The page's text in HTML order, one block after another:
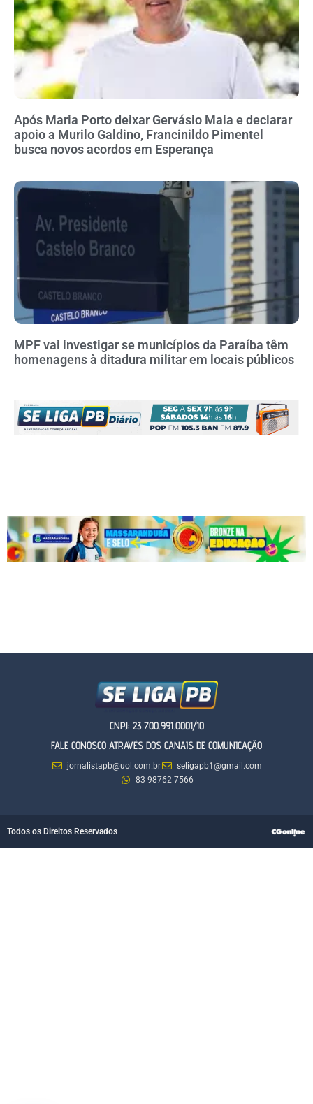
Após Maria Porto deixar Gervásio Maia e declarar
apoio a Murilo Galdino, Francinildo Pimentel
busca novos acordos em Esperança
MPF vai investigar se municípios da Paraíba têm
homenagens à ditadura militar em locais públicos
CNPJ: 23.700.991.0001/10
FALE CONOSCO ATRAVÉS DOS CANAIS DE COMUNICAÇÃO
jornalistapb@uol.com.br
seligapb1@gmail.com
83 98762-7566
Todos os Direitos Reservados